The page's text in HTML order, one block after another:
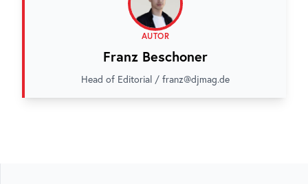
AUTOR
Franz Beschoner
Head of Editorial / franz@djmag.de